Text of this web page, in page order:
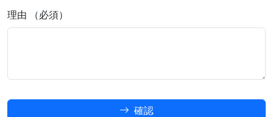
理由 （必須）
確認